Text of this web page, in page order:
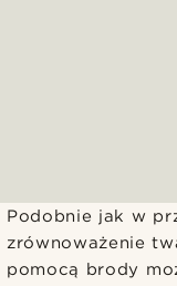
Podobnie jak w
zrównoważenie
pomocą brody